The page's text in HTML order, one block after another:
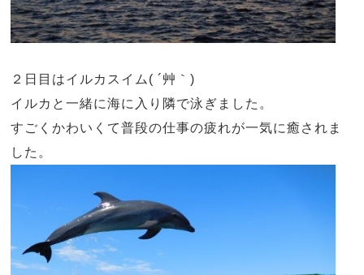
２日目はイルカスイム ( ´艸｀ )
イルカと一緒に海に入り隣で泳ぎました。
すごくかわいくて普段の仕事の疲れが一気に癒されま
した。